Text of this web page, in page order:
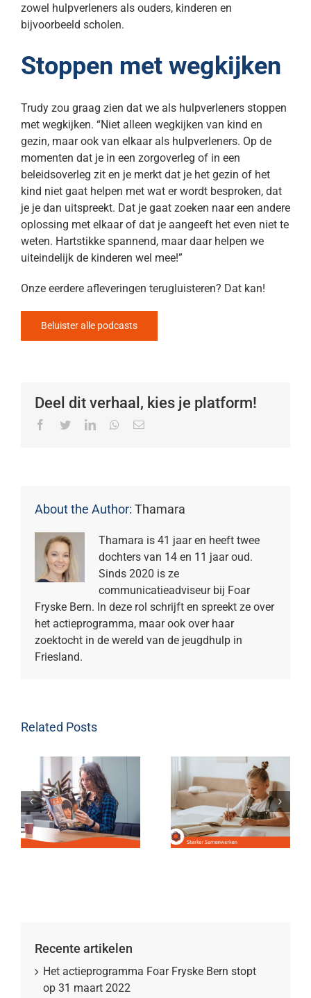
zowel hulpverleners als ouders, kinderen en
bijvoorbeeld scholen.
Stoppen met wegkijken
Trudy zou graag zien dat we als hulpverleners stoppen
met wegkijken. “Niet alleen wegkijken van kind en
gezin, maar ook van elkaar als hulpverleners. Op de
momenten dat je in een zorgoverleg of in een
beleidsoverleg zit en je merkt dat je het gezin of het
kind niet gaat helpen met wat er wordt besproken, dat
je je dan uitspreekt. Dat je gaat zoeken naar een andere
oplossing met elkaar of dat je aangeeft het even niet te
weten. Hartstikke spannend, maar daar helpen we
uiteindelijk de kinderen wel mee!”
Onze eerdere afleveringen terugluisteren? Dat kan!
Beluister alle podcasts
Deel dit verhaal, kies je platform!
Facebook
TwitterLinkedInWhatsapp
Email
About the Author: Thamara
Thamara is 41 jaar en heeft twee
dochters van 14 en 11 jaar oud.
Sinds 2020 is ze
communicatieadviseur bij Foar
Fryske Bern. In deze rol schrijft en spreekt ze over
het actieprogramma, maar ook over haar
zoektocht in de wereld van de jeugdhulp in
Friesland.
Related Posts
Recente artikelen
Het actieprogramma Foar Fryske Bern stopt
op 31 maart 2022